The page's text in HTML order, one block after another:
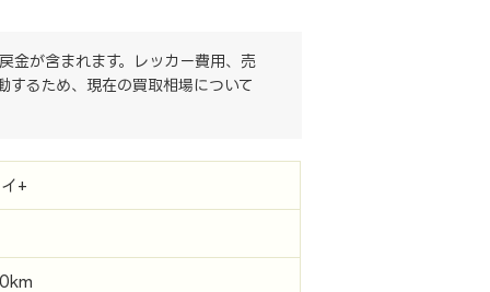
金が含まれます。レッカー費用、売
するため、現在の買取相場について
+